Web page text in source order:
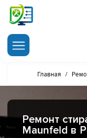
Главная /
Ремонт
Maunfeld в